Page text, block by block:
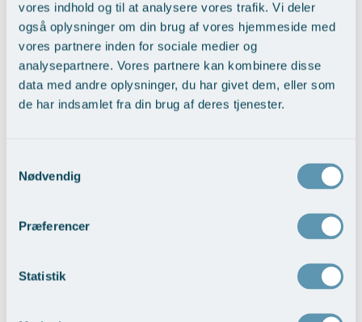
vores indhold og til at analysere vores trafik. Vi deler
også oplysninger om din brug af vores hjemmeside med
vores partnere inden for sociale medier og
analysepartnere. Vores partnere kan kombinere disse
data med andre oplysninger, du har givet dem, eller som
de har indsamlet fra din brug af deres tjenester.
Nødvendig
Præferencer
Statistik
Ikke alle ønsker en egentlig forstørrelse, man kan også lave små
delikate rettelser, som udglatte rynker, understreger formen,
genskaber konturer, korrigerer asymmetri.
Læs mere omFiller
Vælg behandling...